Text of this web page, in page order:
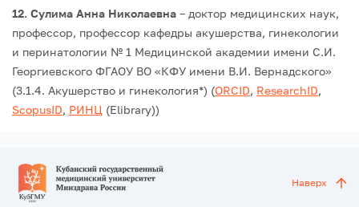
12. Сулима Анна Николаевна – доктор медицинских наук,
профессор, профессор кафедры акушерства, гинекологии
и перинатологии № 1 Медицинской академии имени С.И.
Георгиевского ФГАОУ ВО «КФУ имени В.И. Вернадского»
(3.1.4. Акушерство и гинекология*) (ORCID, ResearchID,
ScopusID, РИНЦ (Elibrary))
Наверх